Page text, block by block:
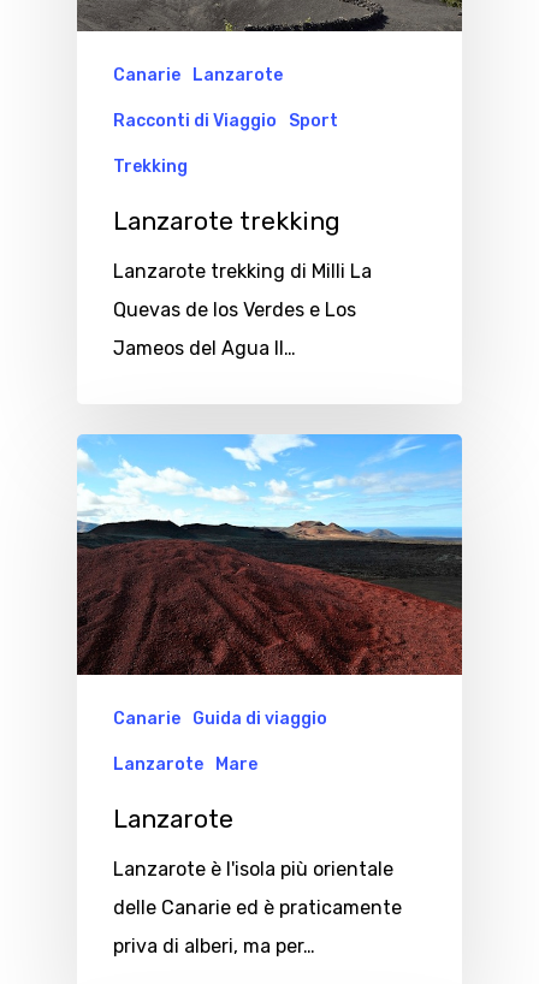
Canarie Lanzarote
Racconti di Viaggio Sport
Trekking
Lanzarote trekking
Lanzarote trekking di Milli La
Quevas de los Verdes e Los
Jameos del Agua Il…
Canarie Guida di viaggio
Lanzarote Mare
Lanzarote
Lanzarote è l'isola più orientale
delle Canarie ed è praticamente
priva di alberi, ma per…